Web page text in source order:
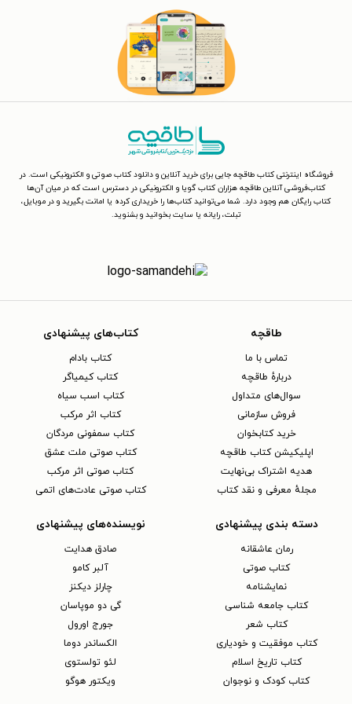
فروشگاه اینترنتی کتاب طاقچه جایی برای خرید آنلاین و دانلود کتاب صوتی و الکترونیکی است. در
کتاب‌فروشی آنلاین طاقچه هزاران کتاب گویا و الکترونیکی در دسترس است که در میان آن‌ها
کتاب رایگان هم وجود دارد. شما می‌توانید کتاب‌ها را خریداری کرده یا امانت بگیرید و در موبایل،
تبلت، رایانه یا سایت بخوانید و بشنوید.
طاقچه
تماس با ما
دربارهٔ طاقچه
سوال‌های متداول
فروش سازمانی
خرید کتابخوان
اپلیکیشن کتاب طاقچه
هدیه اشتراک بی‌نهایت
مجلهٔ معرفی و نقد کتاب
کتاب‌های پیشنهادی
کتاب بادام
کتاب کیمیاگر
کتاب اسب سیاه
کتاب اثر مرکب
کتاب سمفونی مردگان
کتاب صوتی ملت عشق
کتاب صوتی اثر مرکب
کتاب صوتی عادت‌های اتمی
دسته بندی پیشنهادی
رمان عاشقانه
کتاب‌ صوتی
نمایشنامه
کتاب جامعه شناسی
کتاب شعر
کتاب موفقیت و خودیاری
کتاب تاریخ اسلام
کتاب کودک و نوجوان
نویسنده‌های پیشنهادی
صادق هدایت
آلبر کامو
چارلز دیکنز
گی دو موپاسان
جورج اورول
الکساندر دوما
لئو تولستوی
ویکتور هوگو